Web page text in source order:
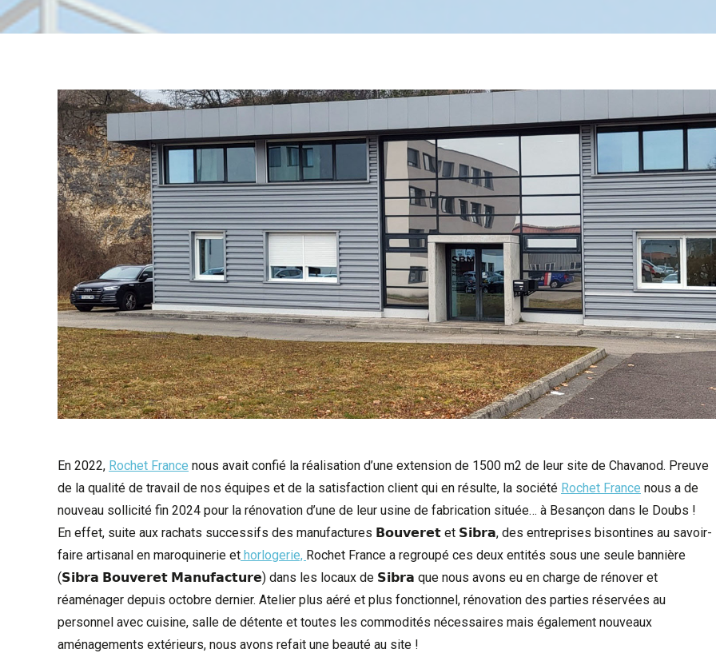
En 2022, Rochet France nous avait confié la réalisation d’une extension de 1500 m2 de leur site de Chavanod. Preuve
de la qualité de travail de nos équipes et de la satisfaction client qui en résulte, la société Rochet France nous a de
nouveau sollicité fin 2024 pour la rénovation d’une de leur usine de fabrication située… à Besançon dans le Doubs !
En effet, suite aux rachats successifs des manufactures 𝗕𝗼𝘂𝘃𝗲𝗿𝗲𝘁 et 𝗦𝗶𝗯𝗿𝗮, des entreprises bisontines au savoir-
faire artisanal en maroquinerie et horlogerie, Rochet France a regroupé ces deux entités sous une seule bannière
(𝗦𝗶𝗯𝗿𝗮 𝗕𝗼𝘂𝘃𝗲𝗿𝗲𝘁 𝗠𝗮𝗻𝘂𝗳𝗮𝗰𝘁𝘂𝗿𝗲) dans les locaux de 𝗦𝗶𝗯𝗿𝗮 que nous avons eu en charge de rénover et
réaménager depuis octobre dernier. Atelier plus aéré et plus fonctionnel, rénovation des parties réservées au
personnel avec cuisine, salle de détente et toutes les commodités nécessaires mais également nouveaux
aménagements extérieurs, nous avons refait une beauté au site !